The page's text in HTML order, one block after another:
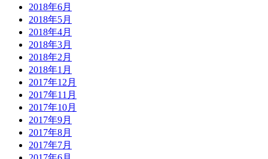
2018年6月
2018年5月
2018年4月
2018年3月
2018年2月
2018年1月
2017年12月
2017年11月
2017年10月
2017年9月
2017年8月
2017年7月